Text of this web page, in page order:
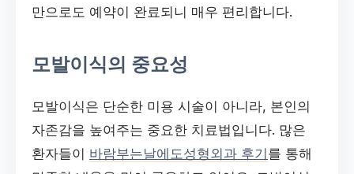
만으로도 예약이 완료되니 매우 편리합니다.
모발이식의 중요성
모발이식은 단순한 미용 시술이 아니라, 본인의
자존감을 높여주는 중요한 치료법입니다. 많은
환자들이 바람부는날에도성형외과 후기 를 통해